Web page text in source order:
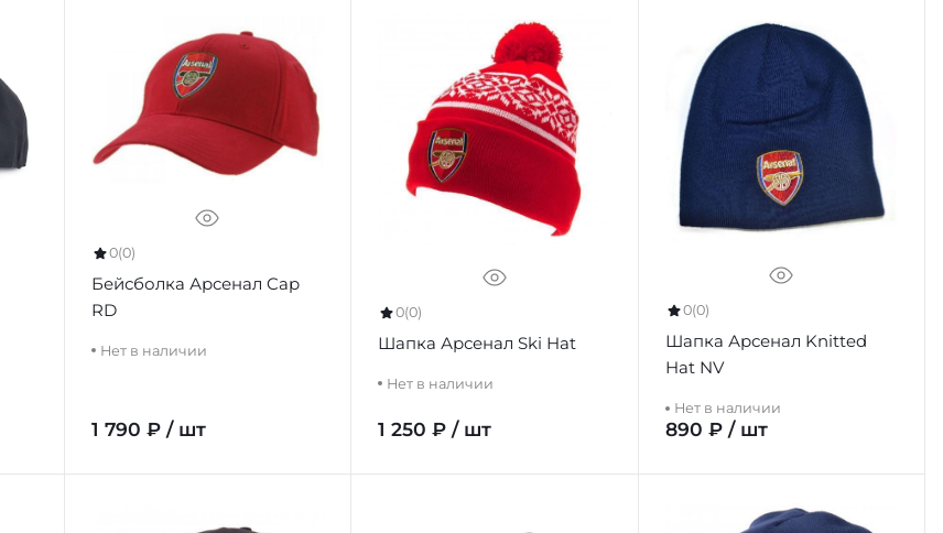
0(0)
Бейсболка Арсенал Cap
RD
Нет в наличии
1 790 ₽ / шт
0(0)
Шапка Арсенал Ski Hat
Нет в наличии
1 250 ₽ / шт
0(0)
Шапка Арсенал Knitted
Hat NV
Нет в наличии
890 ₽ / шт